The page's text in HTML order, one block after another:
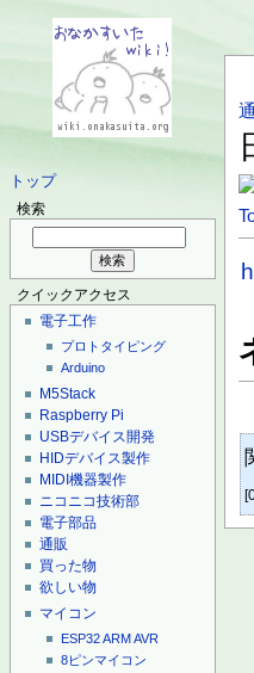
トップ
検索
クイックアクセス
電子工作
プロトタイピング
Arduino
M5Stack
Raspberry Pi
USBデバイス開発
HIDデバイス製作
MIDI機器製作
ニコニコ技術部
電子部品
通販
買った物
欲しい物
マイコン
ESP32ARMAVR
8ピンマイコン